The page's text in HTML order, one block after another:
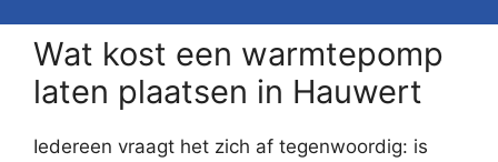
Wat kost een warmtepomp
laten plaatsen in Hauwert
Iedereen vraagt het zich af tegenwoordig: is